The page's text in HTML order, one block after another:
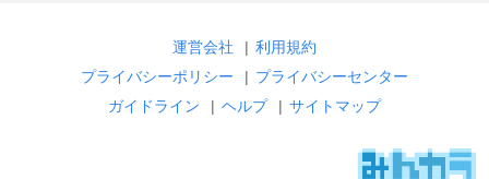
運営会社 | 利用規約
プライバシーポリシー
| プライバシーセンター
ガイドライン
| ヘルプ | サイトマップ